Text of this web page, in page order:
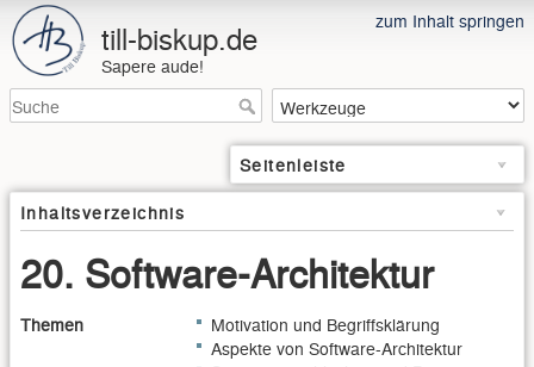
zum Inhalt springen
till-biskup.de
Sapere aude!
Seitenleiste
Inhaltsverzeichnis
20. Software-Architektur
Themen
Motivation und Begriffsklärung
Aspekte von Software-Architektur